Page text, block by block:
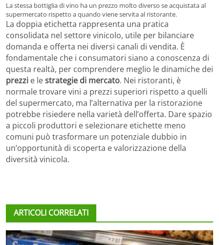
La stessa bottiglia di vino ha un prezzo molto diverso se acquistata al
supermercato rispetto a quando viene servita al ristorante.
La doppia etichetta rappresenta una pratica
consolidata nel settore vinicolo, utile per bilanciare
domanda e offerta nei diversi canali di vendita. È
fondamentale che i consumatori siano a conoscenza di
questa realtà, per comprendere meglio le dinamiche dei
prezzi e lestrategie di mercato. Nei ristoranti, è
normale trovare vini a prezzi superiori rispetto a quelli
del supermercato, ma l’alternativa per la ristorazione
potrebbe risiedere nella varietà dell’offerta. Dare spazio
a piccoli produttori e selezionare etichette meno
comuni può trasformare un potenziale dubbio in
un’opportunità di scoperta e valorizzazione della
diversità vinicola.
ARTICOLI CORRELATI